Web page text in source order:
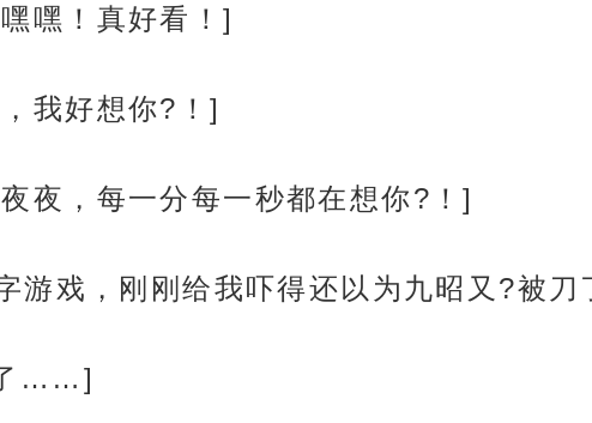
嘿！真好看！]
我好想你?！]
夜，每一分每一秒都在想你?！]
游戏，刚刚给我吓得还以为九昭又?被刀
了……]